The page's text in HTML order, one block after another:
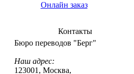
Онлайн заказ
Контакты
Бюро переводов "Берг"
Наш адрес:
123001 , Москва,